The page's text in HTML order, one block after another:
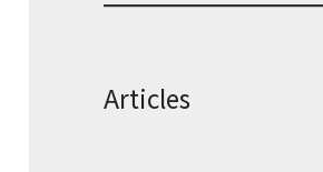
Articles